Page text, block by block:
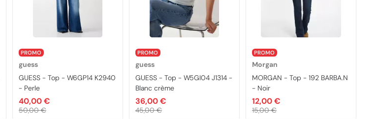
PROMO
guess
GUESS - Top - W6GP14 K2940
- Perle
40,00 €
50,00 €
PROMO
guess
GUESS - Top - W5GI04 J1314 -
Blanc crème
36,00 €
45,00 €
PROMO
Morgan
MORGAN - Top - 192 BARBA.N
- Noir
12,00 €
15,00 €